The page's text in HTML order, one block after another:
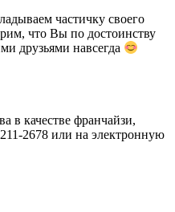
частичку своего
что Вы по достоинству
друзьями навсегда
в качестве франчайзи,
2678 или на электронную